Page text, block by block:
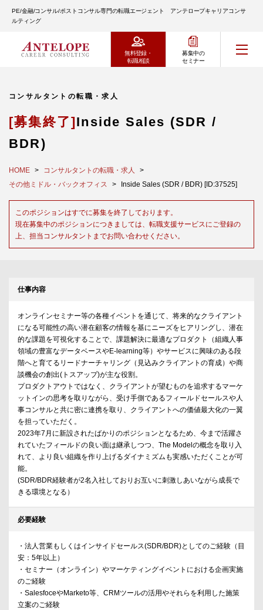
PE/金融/コンサル/ポストコンサル専門の転職エージェント アンテロープキャリアコンサ
ルティング
無料登録・
転職相談
募集中の
セミナー
コンサルタントの転職・求人
[募集終了]Inside Sales (SDR /
BDR)
HOME
コンサルタントの転職・求人
その他ミドル・バックオフィス
Inside Sales (SDR / BDR) [ID:37525]
このポジションはすでに募集を終了しております。
現在募集中のポジションにつきましては、転職支援サービスにご登録の
上、担当コンサルタントまでお問い合わせください。
仕事内容
オンラインセミナー等の各種イベントを通じて、将来的なクライアント
になる可能性の高い潜在顧客の情報を基にニーズをヒアリングし、潜在
的な課題を可視化することで、課題解決に最適なプロダクト（組織人事
領域の豊富なデータベースやE-learning等）やサービスに興味のある段
階へと育てるリードナーチャリング（見込みクライアントの育成）や商
談機会の創出(トスアップ)が主な役割。
プロダクトアウトではなく、クライアントが望むものを追求するマーケ
ットインの思考を取りながら、受け手側であるフィールドセールスや人
事コンサルと共に密に連携を取り、クライアントへの価値最大化の一翼
を担っていただく。
2023年7月に新設されたばかりのポジションとなるため、今まで活躍さ
れていたフィールドの良い面は継承しつつ、The Modelの概念を取り入
れて、より良い組織を作り上げるダイナミズムも実感いただくことが可
能。
(SDR/BDR経験者が2名入社しておりお互いに刺激しあいながら成長で
きる環境となる）
必要経験
・法人営業もしくはインサイドセールス(SDR/BDR)としてのご経験（目
安：5年以上）
・セミナー（オンライン）やマーケティングイベントにおける企画実施
のご経験
・SalesfoceやMarketo等、CRMツールの活用やそれらを利用した施策
立案のご経験